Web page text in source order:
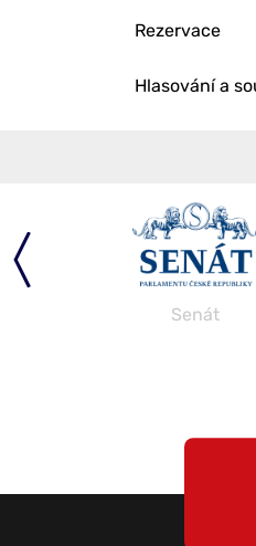
Rezervace
Hlasování a
Senát